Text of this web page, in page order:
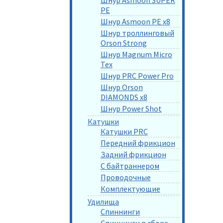
PE
Шнур Asmoon PE x8
Шнур троллинговый
Orson Strong
Шнур Magnum Micro
Tex
Шнур PRC Power Pro
Шнур Orson
DIAMONDS x8
Шнур Power Shot
Катушки
Катушки PRC
Передний фрикцион
Задний фрикцион
С байтраннером
Проводочные
Комплектующие
Удилища
Спиннинги